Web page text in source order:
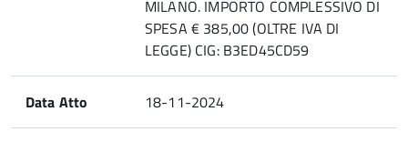
MILANO. IMPORTO COMPLESSIVO DI
SPESA € 385,00 (OLTRE IVA DI
LEGGE) CIG: B3ED45CD59
Data Atto 18-11-2024